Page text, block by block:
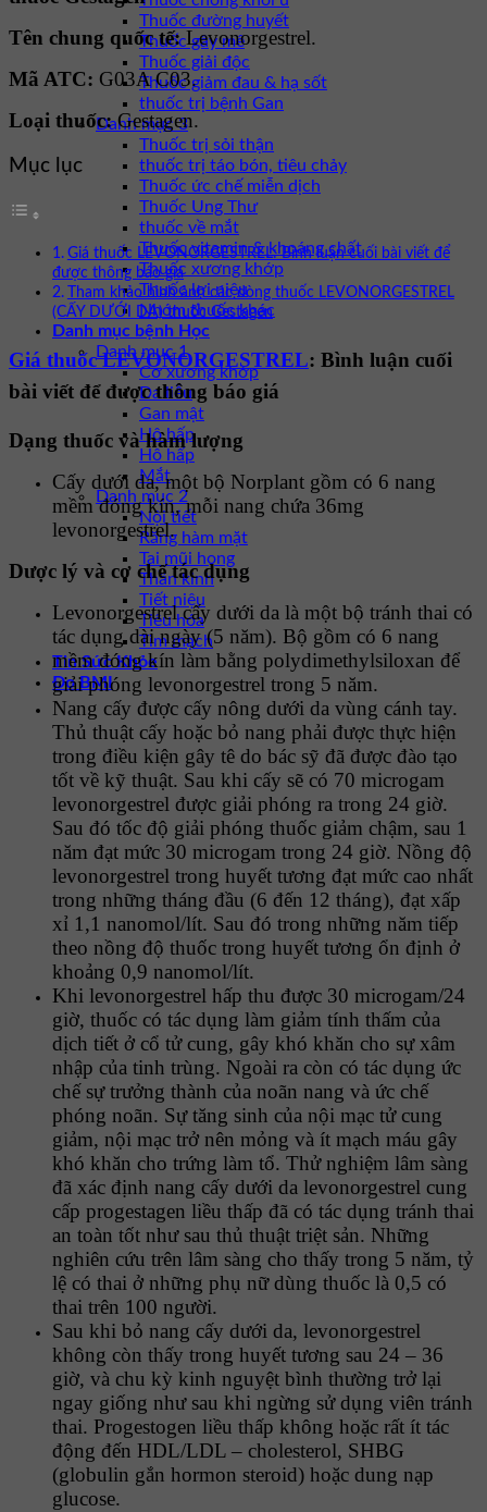
Thuốc đường huyết
Thuốc gây mê
Thuốc giải độc
Thuốc giảm đau & hạ sốt
thuốc trị bệnh Gan
Danh mục 3
Thuốc trị sỏi thận
thuốc trị táo bón, tiêu chảy
Thuốc ức chế miễn dịch
Thuốc Ung Thư
thuốc về mắt
Thuốc vitamin & khoáng chất
Thuốc xương khớp
Thuốc lợi niệu
Nhóm thuốc khác
Danh mục bệnh Học
Danh mục 1
Cơ xương khớp
Da liễu
Gan mật
Hô hấp
Hô hấp
Mắt
Danh mục 2
Nội tiết
Răng hàm mặt
Tai mũi họng
Thần kinh
Tiết niệu
Tiêu hóa
Tim mạch
Tin Sức Khỏe
Đo BMI
Tên chung quốc tế:Levonorgestrel.
Mã ATC: G03A C03.
Loại thuốc:Gestagen.
Mục lục
Giá thuốc LEVONORGESTREL: Bình luận cuối bài viết để
được thông báo giá
Tham khảo hình ảnh các dòng thuốc LEVONORGESTREL
(CẤY DƯỚI DA) thuốc Gestagen
Giá thuốc LEVONORGESTREL: Bình luận cuối
bài viết để được thông báo giá
Dạng thuốc và hàm lượng
Cấy dưới da, một bộ Norplant gồm có 6 nang
mềm đóng kín, mỗi nang chứa 36mg
levonorgestrel.
Dược lý và cơ chế tác dụng
Levonorgestrel cấy dưới da là một bộ tránh thai có
tác dụng dài ngày (5 năm). Bộ gồm có 6 nang
mềm đóng kín làm bằng polydimethylsiloxan để
giải phóng levonorgestrel trong 5 năm.
Nang cấy được cấy nông dưới da vùng cánh tay.
Thủ thuật cấy hoặc bỏ nang phải được thực hiện
trong điều kiện gây tê do bác sỹ đã được đào tạo
tốt về kỹ thuật. Sau khi cấy sẽ có 70 microgam
levonorgestrel được giải phóng ra trong 24 giờ.
Sau đó tốc độ giải phóng thuốc giảm chậm, sau 1
năm đạt mức 30 microgam trong 24 giờ. Nồng độ
levonorgestrel trong huyết tương đạt mức cao nhất
trong những tháng đầu (6 đến 12 tháng), đạt xấp
xỉ 1,1 nanomol/lít. Sau đó trong những năm tiếp
theo nồng độ thuốc trong huyết tương ổn định ở
khoảng 0,9 nanomol/lít.
Khi levonorgestrel hấp thu được 30 microgam/24
giờ, thuốc có tác dụng làm giảm tính thấm của
dịch tiết ở cổ tử cung, gây khó khăn cho sự xâm
nhập của tinh trùng. Ngoài ra còn có tác dụng ức
chế sự trưởng thành của noãn nang và ức chế
phóng noãn. Sự tăng sinh của nội mạc tử cung
giảm, nội mạc trở nên mỏng và ít mạch máu gây
khó khăn cho trứng làm tổ. Thử nghiệm lâm sàng
đã xác định nang cấy dưới da levonorgestrel cung
cấp progestagen liều thấp đã có tác dụng tránh thai
an toàn tốt như sau thủ thuật triệt sản. Những
nghiên cứu trên lâm sàng cho thấy trong 5 năm, tỷ
lệ có thai ở những phụ nữ dùng thuốc là 0,5 có
thai trên 100 người.
Sau khi bỏ nang cấy dưới da, levonorgestrel
không còn thấy trong huyết tương sau 24 – 36
giờ, và chu kỳ kinh nguyệt bình thường trở lại
ngay giống như sau khi ngừng sử dụng viên tránh
thai. Progestogen liều thấp không hoặc rất ít tác
động đến HDL/LDL – cholesterol, SHBG
(globulin gắn hormon steroid) hoặc dung nạp
glucose.